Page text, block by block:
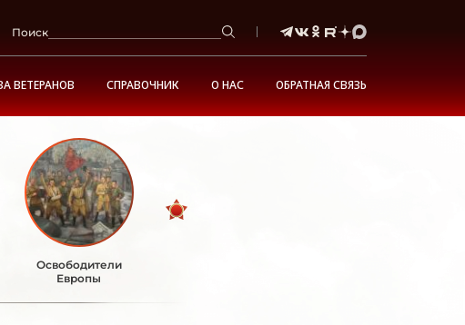
Поиск
ВЕТЕРАНОВ СПРАВОЧНИК О НАС ОБРАТНАЯ СВЯЗЬ
Освободители
Европы